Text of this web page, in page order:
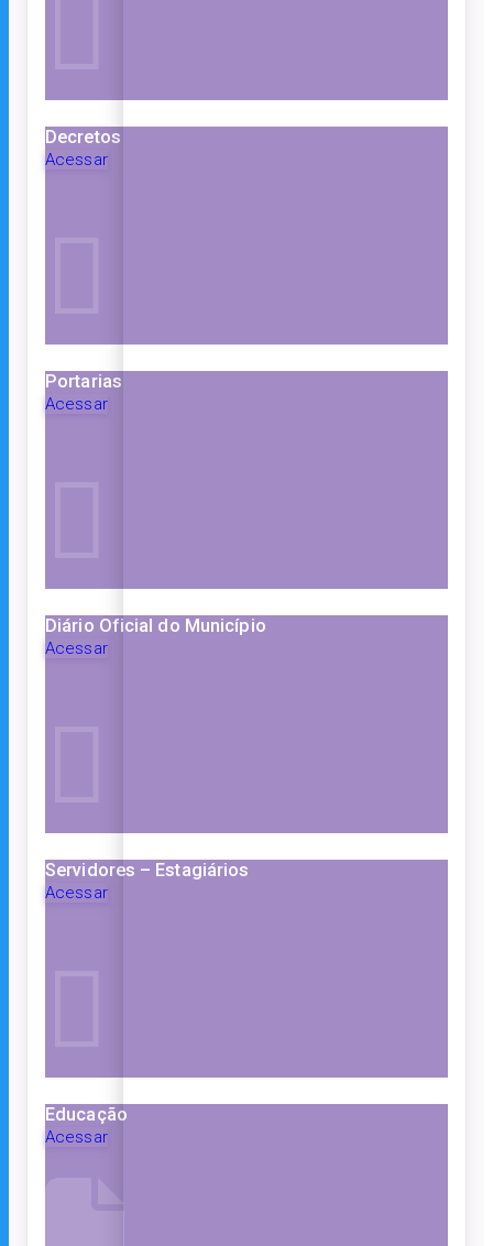
Decretos
Acessar
Portarias
Acessar
Diário Oficial do Município
Acessar
Servidores – Estagiários
Acessar
Educação
Acessar